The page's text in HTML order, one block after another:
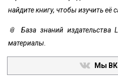
найдите книгу, чтобы изучить её
📎 База знаний издательства
материалы.
Мы